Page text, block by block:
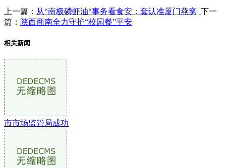
上一篇： 从“南极磷虾油“事务看食安：套认准厦门燕窝 下一
篇： 陕西商南全力守护“校园餐”平安
相关新闻
市市场监管局成功